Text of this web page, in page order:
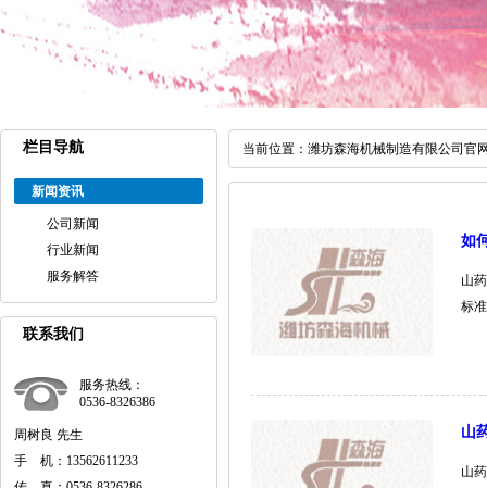
栏目导航
新闻资讯
公司新闻
行业新闻
服务解答
联系我们
服务热线：
0536-8326386
周树良 先生
手 机：13562611233
当前位置： 潍坊森海机械制造有限公司官
如
山
标
山
山